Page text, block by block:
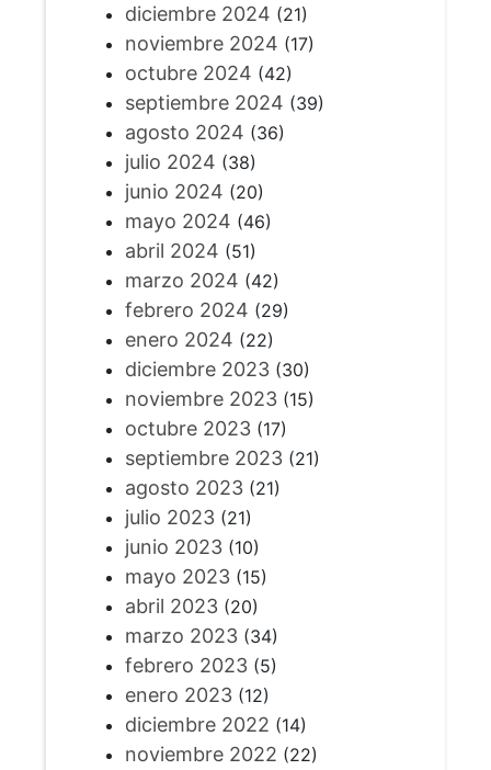
diciembre 2024 (21)
noviembre 2024 (17)
octubre 2024 (42)
septiembre 2024 (39)
agosto 2024 (36)
julio 2024 (38)
junio 2024 (20)
mayo 2024 (46)
abril 2024 (51)
marzo 2024 (42)
febrero 2024 (29)
enero 2024 (22)
diciembre 2023(30)
noviembre 2023(15)
octubre 2023(17)
septiembre 2023(21)
agosto 2023(21)
julio 2023(21)
junio 2023(10)
mayo 2023(15)
abril 2023(20)
marzo 2023(34)
febrero 2023(5)
enero 2023(12)
diciembre 2022 (14)
noviembre 2022 (22)